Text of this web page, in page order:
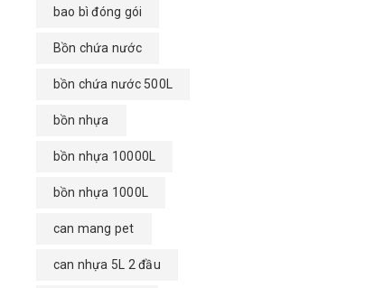
bao bì đóng gói
Bồn chứa nước
bồn chứa nước 500L
bồn nhựa
bồn nhựa 10000L
bồn nhựa 1000L
can mang pet
can nhựa 5L 2 đầu